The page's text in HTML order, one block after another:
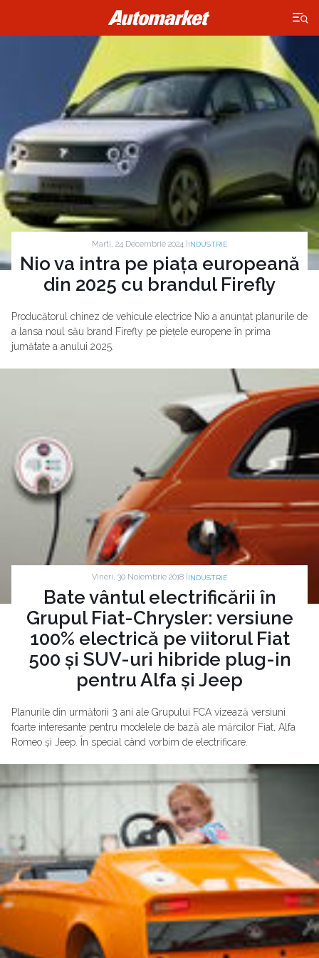
×
Marti, 24 Decembrie 2024 | INDUSTRIE
Nio va intra pe piața europeană
din 2025 cu brandul Firefly
Producătorul chinez de vehicule electrice Nio a anunțat planurile de
a lansa noul său brand Firefly pe piețele europene în prima
jumătate a anului 2025.
Vineri, 30 Noiembrie 2018 | INDUSTRIE
Bate vântul electrificării în
Grupul Fiat-Chrysler: versiune
100% electrică pe viitorul Fiat
500 și SUV-uri hibride plug-in
pentru Alfa și Jeep
Planurile din următorii 3 ani ale Grupului FCA vizează versiuni
foarte interesante pentru modelele de bază ale mărcilor Fiat, Alfa
Romeo și Jeep. În special când vorbim de electrificare.